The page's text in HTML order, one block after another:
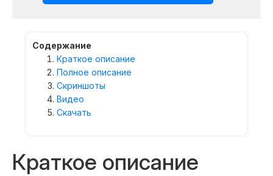
Содержание
Краткое описание
Полное описание
Скриншоты
Видео
Скачать
Краткое описание